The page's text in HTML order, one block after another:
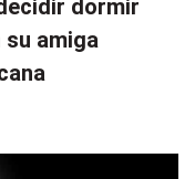
dormir
su amiga